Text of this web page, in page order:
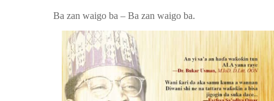
Ba zan waigo ba – Ba zan waigo ba.